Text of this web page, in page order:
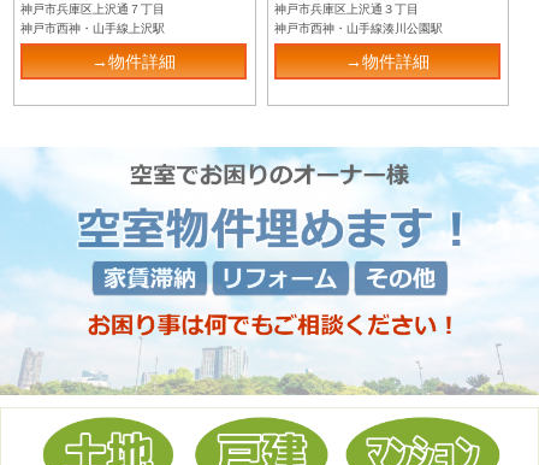
神戸市兵庫区上沢通７丁目
神戸市西神・山手線上沢駅
→物件詳細
神戸市兵庫区上沢通３丁目
神戸市西神・山手線湊川公園駅
→物件詳細